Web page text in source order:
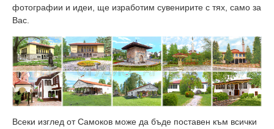
фотографии и идеи, ще изработим сувенирите с тях, само за
Вас.
Всеки изглед от Самоков може да бъде поставен към всички